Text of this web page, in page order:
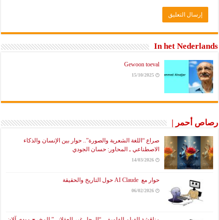
In het Nederlands
Gewoon toeval
15/10/2025
رصاص أحمر |
صراع “اللغة الشعرية والصورة”.. حوار بين الإنسان والذكاء
الاصطناعي ـ المحاور: حسان الجودي
14/03/2026
حوار مع AI Claude حول التاريخ والحقيقة
06/02/2026